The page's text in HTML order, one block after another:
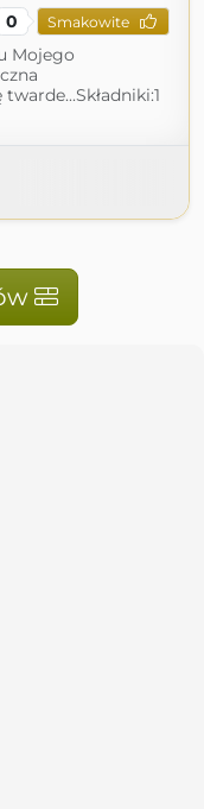
0 Smakowite
Mojego